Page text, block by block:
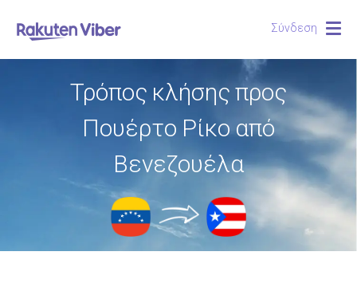
Σύνδεση
Τρόπος κλήσης προς
Πουέρτο Ρίκο από
Βενεζουέλα